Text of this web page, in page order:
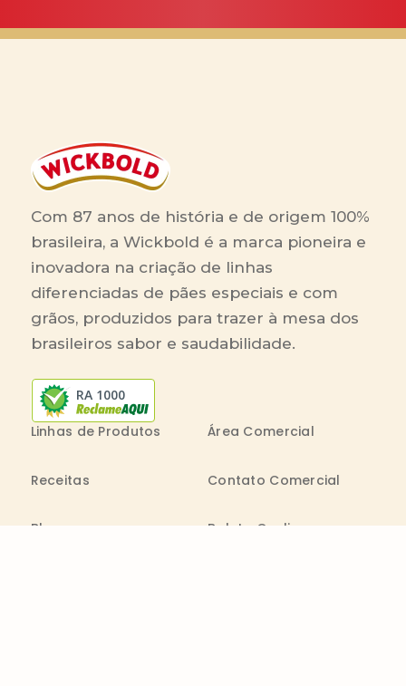
Com 87 anos de história e de origem 100%
brasileira, a Wickbold é a marca pioneira e
inovadora na criação de linhas
diferenciadas de pães especiais e com
grãos, produzidos para trazer à mesa dos
brasileiros sabor e saudabilidade.
RA 1000
Linhas de Produtos Área Comercial
Receitas Contato Comercial
Blog Boleto On-line